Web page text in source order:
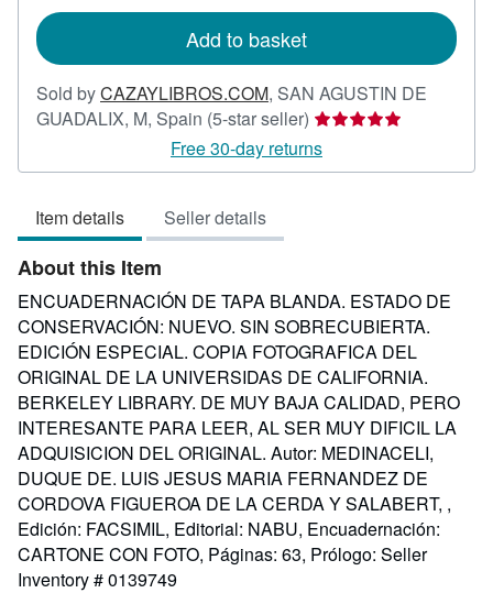
Add to basket
Sold byCAZAYLIBROS.COM, SAN AGUSTIN DE
GUADALIX, M, Spain (5-star seller) Seller
rating
5
Free 30-day returns
Item details Seller details
About this Item
ENCUADERNACIÓN DE TAPA BLANDA. ESTADO DE
CONSERVACIÓN: NUEVO. SIN SOBRECUBIERTA.
EDICIÓN ESPECIAL. COPIA FOTOGRAFICA DEL
ORIGINAL DE LA UNIVERSIDAS DE CALIFORNIA.
BERKELEY LIBRARY. DE MUY BAJA CALIDAD, PERO
INTERESANTE PARA LEER, AL SER MUY DIFICIL LA
ADQUISICION DEL ORIGINAL. Autor: MEDINACELI,
DUQUE DE. LUIS JESUS MARIA FERNANDEZ DE
CORDOVA FIGUEROA DE LA CERDA Y SALABERT, ,
Edición: FACSIMIL, Editorial: NABU, Encuadernación:
CARTONE CON FOTO, Páginas: 63, Prólogo: Seller
Inventory # 0139749